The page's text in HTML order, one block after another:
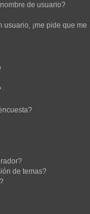
de usuario?
¡me pide que me
de temas?